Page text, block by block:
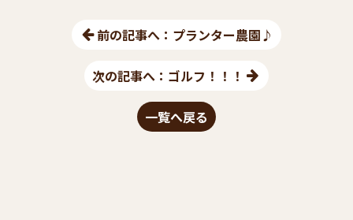
前の記事へ：プランター農園♪
一覧へ戻る
次の記事へ：ゴルフ！！！